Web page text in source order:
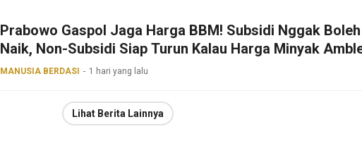
Prabowo Gaspol Jaga Harga BBM! Subsidi Nggak Boleh
Naik, Non-Subsidi Siap Turun Kalau Harga Minyak
MANUSIA BERDASI 1 hari yang lalu
Lihat Berita Lainnya